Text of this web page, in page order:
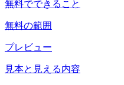
無料でできること
無料の範囲
プレビュー
見本と見える内容